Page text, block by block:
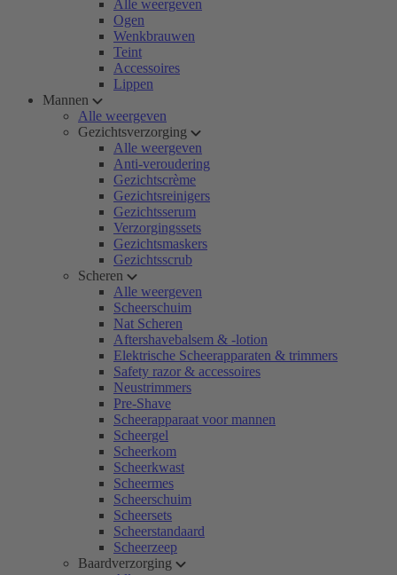
Alle weergeven
Ogen
Wenkbrauwen
Teint
Accessoires
Lippen
Mannen
Alle weergeven
Gezichtsverzorging
Alle weergeven
Anti-veroudering
Gezichtscrème
Gezichtsreinigers
Gezichtsserum
Verzorgingssets
Gezichtsmaskers
Gezichtsscrub
Scheren
Alle weergeven
Scheerschuim
Nat Scheren
Aftershavebalsem & -lotion
Elektrische Scheerapparaten & trimmers
Safety razor & accessoires
Neustrimmers
Pre-Shave
Scheerapparaat voor mannen
Scheergel
Scheerkom
Scheerkwast
Scheermes
Scheerschuim
Scheersets
Scheerstandaard
Scheerzeep
Baardverzorging